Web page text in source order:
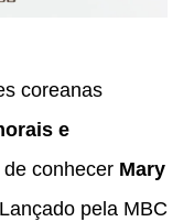
coreanas
e
conhecer Mary
pela MBC